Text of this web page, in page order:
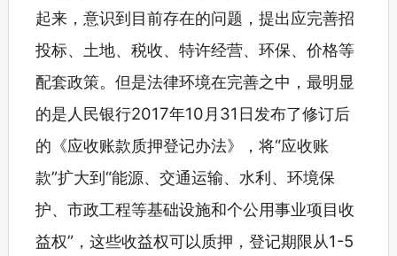
起来，意识到目前存在的问题，提出应完善招
投标、土地、税收、特许经营、环保、价格等
配套政策。但是法律环境在完善之中，最明显
的是人民银行2017年10月31日发布了修订后
的《应收账款质押登记办法》，将“应收账
款”扩大到“能源、交通运输、水利、环境保
护、市政工程等基础设施和个公用事业项目收
益权”，这些收益权可以质押，登记期限从1-5